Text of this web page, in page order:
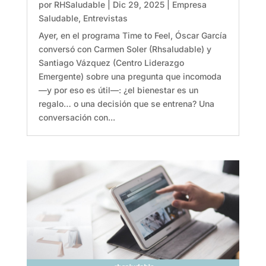
por RHSaludable| Dic 29, 2025| Empresa
Saludable, Entrevistas
Ayer, en el programa Time to Feel, Óscar García
conversó con Carmen Soler (Rhsaludable) y
Santiago Vázquez (Centro Liderazgo
Emergente) sobre una pregunta que incomoda
—y por eso es útil—: ¿el bienestar es un
regalo… o una decisión que se entrena? Una
conversación con...